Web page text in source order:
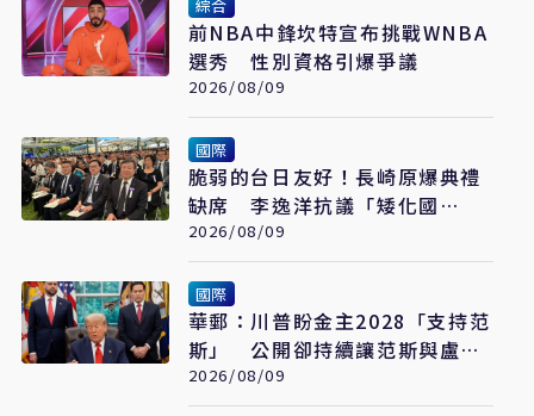
綜合
前NBA中鋒坎特宣布挑戰WNBA
選秀 性別資格引爆爭議
2026/08/09
國際
脆弱的台日友好！長崎原爆典禮
缺席 李逸洋抗議「矮化國
格」：日媒揭長崎特殊安排
2026/08/09
國際
華郵：川普盼金主2028「支持范
斯」 公開卻持續讓范斯與盧比
奧較勁接班
2026/08/09